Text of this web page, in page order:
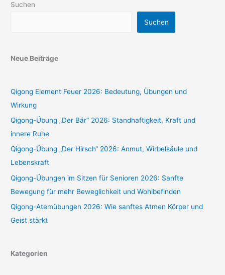
Suchen
Suchen
Neue Beiträge
Qigong Element Feuer 2026: Bedeutung, Übungen und
Wirkung
Qigong-Übung „Der Bär“ 2026: Standhaftigkeit, Kraft und
innere Ruhe
Qigong-Übung „Der Hirsch“ 2026: Anmut, Wirbelsäule und
Lebenskraft
Qigong-Übungen im Sitzen für Senioren 2026: Sanfte
Bewegung für mehr Beweglichkeit und Wohlbefinden
Qigong-Atemübungen 2026: Wie sanftes Atmen Körper und
Geist stärkt
Kategorien